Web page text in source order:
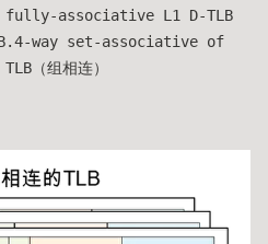
fully-associative L1 D-TLB
way set-associative of
（组相连）